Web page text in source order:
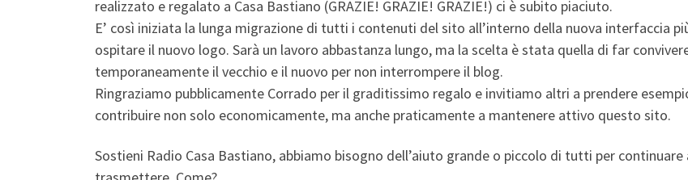
realizzato e regalato a Casa Bastiano (GRAZIE! GRAZIE! GRAZIE!) ci è subito piaciuto.
E’ così iniziata la lunga migrazione di tutti i contenuti del sito all’interno della nuova interfaccia
ospitare il nuovo logo. Sarà un lavoro abbastanza lungo, ma la scelta è stata quella di far
temporaneamente il vecchio e il nuovo per non interrompere il blog.
Ringraziamo pubblicamente Corrado per il graditissimo regalo e invitiamo altri a prendere
contribuire non solo economicamente, ma anche praticamente a mantenere attivo questo sito.
Sostieni Radio Casa Bastiano, abbiamo bisogno dell’aiuto grande o piccolo di tutti per continuare